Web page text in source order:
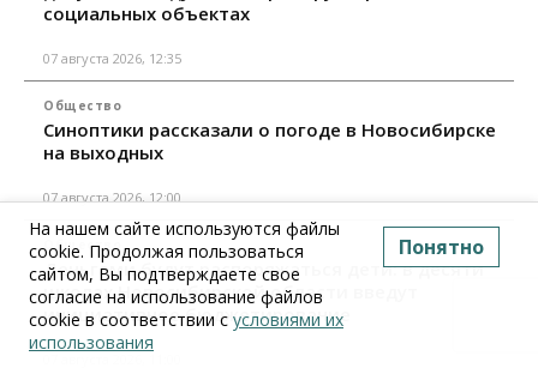
социальных объектах
07 августа 2026, 12:35
Общество
Синоптики рассказали о погоде в Новосибирске
на выходных
07 августа 2026, 12:00
Общество
Деньгами будут распоряжаться дети: в десяти
школах Новосибирской области введут
инициативное бюджетирование
На нашем сайте используются файлы
cookie. Продолжая пользоваться
сайтом, Вы подтверждаете свое
согласие на использование файлов
cookie в соответствии с условиями их
использования
Понятно